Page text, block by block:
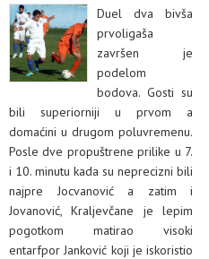
Duel dva bivša
prvoligaša
završen je
podelom
bodova. Gosti su
bili superiorniji u prvom a
domaćini u drugom poluvremenu.
Posle dve propuštrene prilike u 7.
i 10. minutu kada su neprecizni bili
najpre Jocvanović a zatim i
Jovanović, Kraljevčane je lepim
pogotkom matirao visoki
entarfpor Janković koji je iskoristio